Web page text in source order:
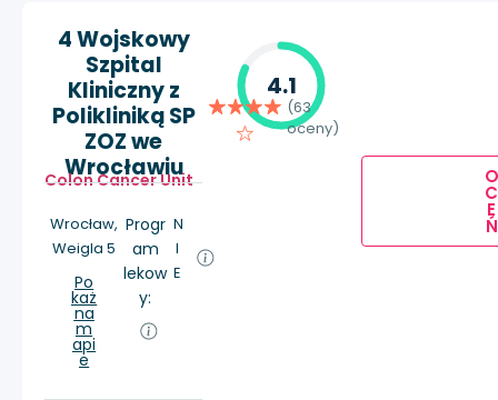
4 Wojskowy
Szpital
Kliniczny z
Polikliniką SP
ZOZ we
Wrocławiu
Colon Cancer Unit
Wrocław,
Weigla 5
Po
każ
na
m
api
e
Progr
am
lekow
y:
N
I
E
4.1
(63
oceny)
O
C
E
Ń